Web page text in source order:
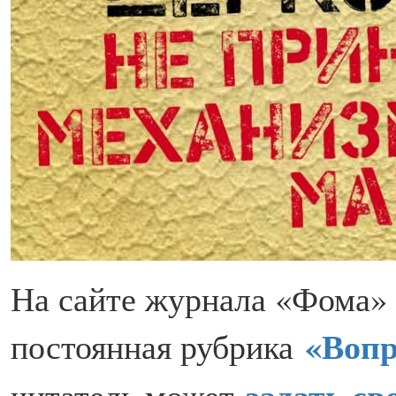
На сайте журнала «Фома»
постоянная рубрика